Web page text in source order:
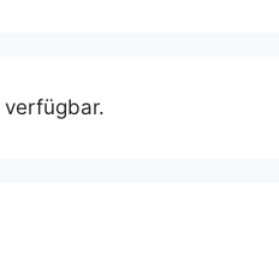
verfügbar.